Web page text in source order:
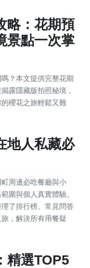
略：花期預
景點一次掌
？本文提供完整花期
露隱藏版拍照秘境，
櫻花之旅輕鬆又難
地人私藏必
周邊必吃餐廳與小
圍與個人真實體驗。
了排行榜、常見問答
，解決所有用餐疑
精選TOP5